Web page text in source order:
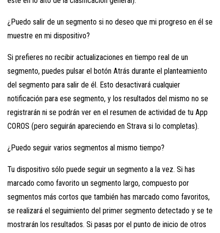
¿Puedo salir de un segmento si no deseo que mi progreso en él se
muestre en mi dispositivo?
Si prefieres no recibir actualizaciones en tiempo real de un
segmento, puedes pulsar el botón Atrás durante el planteamiento
del segmento para salir de él. Esto desactivará cualquier
notificación para ese segmento, y los resultados del mismo no se
registrarán ni se podrán ver en el resumen de actividad de tu App
COROS (pero seguirán apareciendo en Strava si lo completas).
¿Puedo seguir varios segmentos al mismo tiempo?
Tu dispositivo sólo puede seguir un segmento a la vez. Si has
marcado como favorito un segmento largo, compuesto por
segmentos más cortos que también has marcado como favoritos,
se realizará el seguimiento del primer segmento detectado y se te
mostrarán los resultados. Si pasas por el punto de inicio de otros